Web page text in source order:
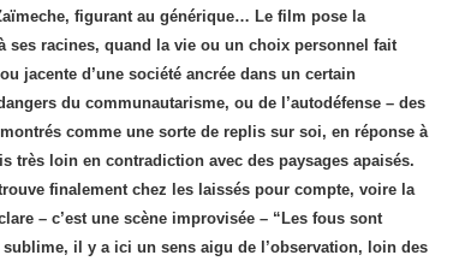
figurant au générique… Le film pose la
ses racines, quand la vie ou un choix personnel fait
jacente d’une société ancrée dans un certain
du communautarisme, ou de l’autodéfense – des
comme une sorte de replis sur soi, en réponse à
très loin en contradiction avec des paysages apaisés.
finalement chez les laissés pour compte, voire la
– c’est une scène improvisée – “Les fous sont
il y a ici un sens aigu de l’observation, loin des